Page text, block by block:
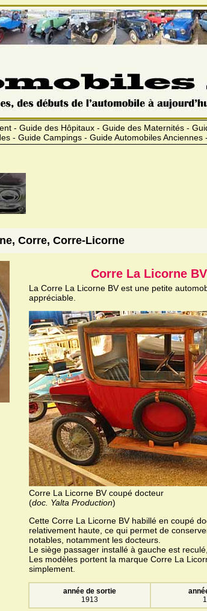
- Guide des Hôpitaux - Guide des Maternités -
- Guide Campings - Guide Automobiles
Corre, Corre-Licorne
Corre La Licorne
La Corre La Licorne BV est une petite
appréciable.
Corre La Licorne BV coupé docteur
(doc. Yalta Production)
Cette Corre La Licorne BV habillé en coupé
relativement haute, ce qui permet de
notables, notamment les docteurs.
Le siège passager installé à gauche est
Les modèles portent la marque Corre La
simplement.
année de sortie
1913